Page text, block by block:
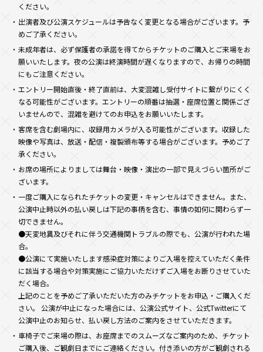
ください。
出演者及び公演スケジュールは予告なく変更となる場合がございます。予
めご了承ください。
未成年者は、必ず保護者の承諾を得てからチケットのご購入とご来場をお
願いいたします。夜の公演は終演時間が遅くなりますので、お帰りの時間
にもご注意ください。
エントリー開始直後・終了直前は、大変混雑し受付サイトに繋がりにくく
なる可能性がございます。エントリーの順番は抽選・座席位置と関係ござ
いませんので、混雑を避けてのお申込をお願いいたします。
客席を含む劇場内に、収録用カメラが入る可能性がございます。収録した
映像や写真は、放送・配信・複製頒布等する場合がございます。予めご了
承ください。
お席の場所によりましては舞台・映像・演出の一部で見えづらい箇所がご
ざいます。
一度ご購入になられたチケットの変更・キャンセルはできません。また、
公演中止時以外の払い戻しは下記の事柄を含む、事情の如何に関わらず一
切できません。
●天変地異及びそれに伴う交通機関トラブルの際でも、公演が行われた場
合。
●公演にて実施いたします感染症対策によりご入場を控えていただく条件
に該当する場合や対策実施にご協力いただけずご入場をお断りさせていた
だく場合。
上記のことを予めご了承いただいた方のみチケットをお申込・ご購入くだ
さい。 公演が中止になった場合には、公演公式サイト、公式Twitterにて
公演中止のお知らせ、払い戻し方法のご案内をさせていただきます。
車椅子でご来場の際は、お座席までのスムーズなご案内のため、チケット
ご購入後、ご観劇日までにご連絡ください。付き添いの方がご観劇される